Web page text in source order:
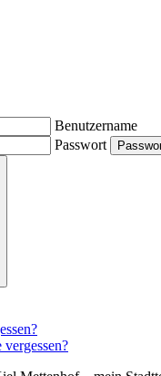
Benutzername
Passwort